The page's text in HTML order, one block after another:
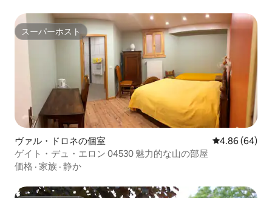
スーパーホスト
スーパーホスト
ヴァル・ドロネの個室 レビュー64件
4.86 (64)
ゲイト・デュ・エロン 04530 魅力的な山の部屋
価格 · 家族 · 静か